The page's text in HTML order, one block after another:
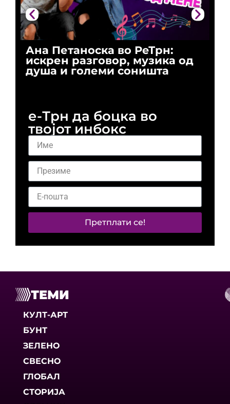
Ана Петаноска во РеТрн:
искрен разговор, музика од
душа и големи соништа
е-Трн да боцка во
твојот инбокс
Претплати се!
ТЕМИ
КУЛТ-АРТ
БУНТ
ЗЕЛЕНО
СВЕСНО
ГЛОБАЛ
СТОРИЈА